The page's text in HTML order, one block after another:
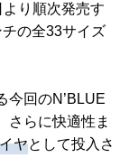
り順次発売す
の全33サイズ
今回のN’BLUE
さらに快適性ま
ヤとして投入さ